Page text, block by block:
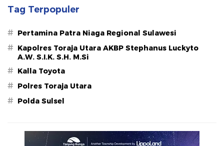
Tag Terpopuler
# Pertamina Patra Niaga Regional Sulawesi
# Kapolres Toraja Utara AKBP Stephanus Luckyto
A.W. S.I.K. S.H. M.Si
# Kalla Toyota
# Polres Toraja Utara
# Polda Sulsel